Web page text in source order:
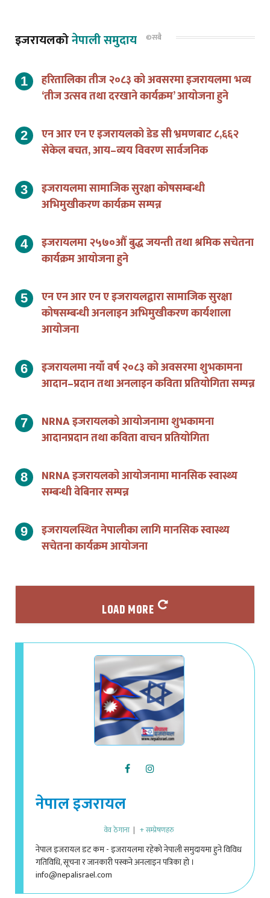
इजरायलकोनेपाली समुदाय ©सबै
हरितालिका तीज २०८३ को अवसरमा इजरायलमा भव्य
‘तीज उत्सव तथा दरखाने कार्यक्रम’ आयोजना हुने
एन आर एन ए इजरायलको डेड सी भ्रमणबाट ८,६६२
सेकेल बचत, आय–व्यय विवरण सार्वजनिक
इजरायलमा सामाजिक सुरक्षा कोषसम्बन्धी
अभिमुखीकरण कार्यक्रम सम्पन्न
इजरायलमा २५७०औं बुद्ध जयन्ती तथा श्रमिक सचेतना
कार्यक्रम आयोजना हुने
एन एन आर एन ए इजरायलद्वारा सामाजिक सुरक्षा
कोषसम्बन्धी अनलाइन अभिमुखीकरण कार्यशाला
आयोजना
इजरायलमा नयाँ वर्ष २०८३ को अवसरमा शुभकामना
आदान–प्रदान तथा अनलाइन कविता प्रतियोगिता सम्पन्न
NRNA इजरायलको आयोजनामा शुभकामना
आदानप्रदान तथा कविता वाचन प्रतियोगिता
NRNA इजरायलको आयोजनामा मानसिक स्वास्थ्य
सम्बन्धी वेबिनार सम्पन्न
इजरायलस्थित नेपालीका लागि मानसिक स्वास्थ्य
सचेतना कार्यक्रम आयोजना
LOAD MORE
नेपाल इजरायल
वेव ठेगाना + सम्प्रेषणहरु
नेपाल इजरायल डट कम - इजरायलमा रहेको नेपाली समुदायमा हुने विविध
गतिविधि, सूचना र जानकारी पस्कने अनलाइन पत्रिका हो ।
info@nepalisrael.com